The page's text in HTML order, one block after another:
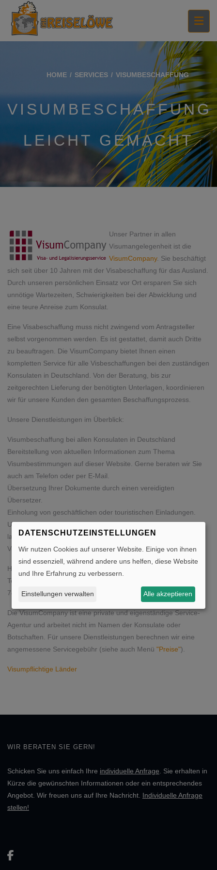
HOME SERVICES VISUMBESCHAFFUNG
VISUMBESCHAFFUNG
LEICHT GEMACHT
​​​​​​​Unser Partner in allen
Visumangelegenheit ist die
VisumCompany. Sie beschäftigt
sich seit über 10 Jahren mit der Visabeschaffung für das Ausland.
Durch unseren persönlichen Einsatz vor Ort ersparen Sie sich
unnötige Wartezeiten, Schwierigkeiten bei der Abwicklung und
eine teure Anreise zum Konsulat.
Eine Visabeschaffung muss nicht zwingend vom Antragsteller
selbst vorgenommen werden. Es ist gestattet, damit auch Dritte
zu beauftragen. Die VisumCompany bietet Ihnen einen
kompletten Service für alle Visbeschaffungen bei den zuständigen
Konsulaten in Deutschland. Von der Beratung, bis zur
zeitgerechten Lieferung der benötigten Unterlagen, koordinieren
wir für unsere Kunden den gesamten Beschaffungsprozess.
Unsere Dienstleistungen im Überblick:
Visumbeschaffung bei allen Konsulaten in Deutschland
Bereitstellung von aktuellen Informationen zum Thema
Visumbestimmungen auf dieser Website. Gerne beraten wir Sie
auch am Telefon oder per E-Mail.
Übersetzung Ihrer Dokumente durch einen vereidigten
Übersetzer.
Einholung von geschäftlichen oder touristischen Einladungen.
Unser Service erspart Ihnen viel Zeit und Aufwand. Durch
langjährige Erfahrung und unserem Firmensitz in Berlin werden
Verzögerungen beim Visabeschaffungsprozess vermieden.
Haben Sie noch Fragen ? Die VisumCompany hilft gern.
Telefon 030-74789188, Mobil: 0160-2131383, Fax 030-
74789175, mail@visumcompany.de
Die VisumCompany ist eine private und eigenständige Service-
Agentur und arbeitet nicht im Namen der Konsulate oder
Botschaften. Für unsere Dienstleistungen berechnen wir eine
angemessene Servicegebühr (siehe auch Menü "Preise").
Visumpflichtige Länder
WIR BERATEN SIE GERN!
Schicken Sie uns einfach Ihre individuelle Anfrage . Sie erhalten in
Kürze die gewünschten Informationen oder ein entsprechendes
Angebot. Wir freuen uns auf Ihre Nachricht. Individuelle Anfrage
stellen!
DATENSCHUTZEINSTELLUNGEN
Wir nutzen Cookies auf unserer Website. Einige von ihnen
sind essenziell, während andere uns helfen, diese Website
und Ihre Erfahrung zu verbessern.
Einstellungen verwalten Alle akzeptieren